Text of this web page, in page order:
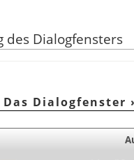
des Dialogfensters
Dialogfenster